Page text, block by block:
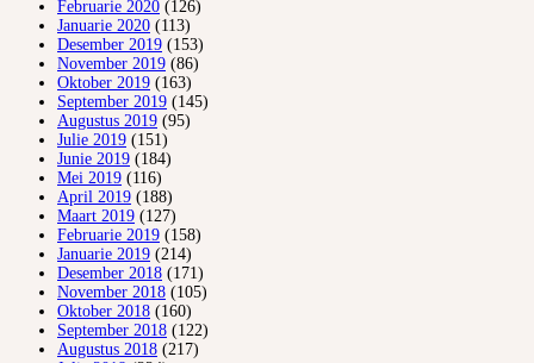
Februarie 2020 (126)
Januarie 2020 (113)
Desember 2019 (153)
November 2019 (86)
Oktober 2019 (163)
September 2019 (145)
Augustus 2019 (95)
Julie 2019 (151)
Junie 2019 (184)
Mei 2019 (116)
April 2019 (188)
Maart 2019 (127)
Februarie 2019 (158)
Januarie 2019 (214)
Desember 2018 (171)
November 2018 (105)
Oktober 2018 (160)
September 2018 (122)
Augustus 2018 (217)